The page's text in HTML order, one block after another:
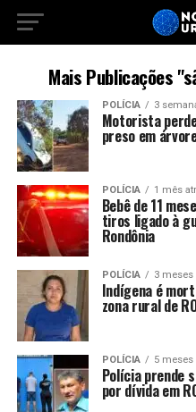
Mais Publicações
POLÍCIA 3
Motorista
preso em
POLÍCIA 1 mês
Bebê de 11
tiros ligado à
Rondônia
POLÍCIA 3 meses
Indígena é
zona rural de
POLÍCIA 5 meses
Polícia prende
por dívida em